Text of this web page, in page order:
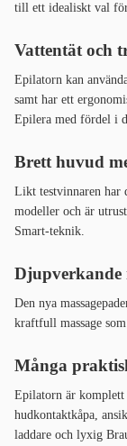
till ett idealiskt val för
Vattentät och
Epilatorn kan
samt har ett
Epilera med fördel i
Brett huvud
Likt testvinnaren har
modeller och är
Smart-teknik.
Djupverkande
Den nya
kraftfull massage
Många
Epilatorn är
hudkontaktkåpa,
laddare och lyxig